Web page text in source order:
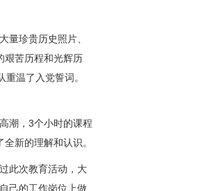
珍贵历史照片、
艰苦历程和光辉历
温了入党誓词。
潮，3个小时的课程
新的理解和认识。
此次教育活动，大
己的工作岗位上做